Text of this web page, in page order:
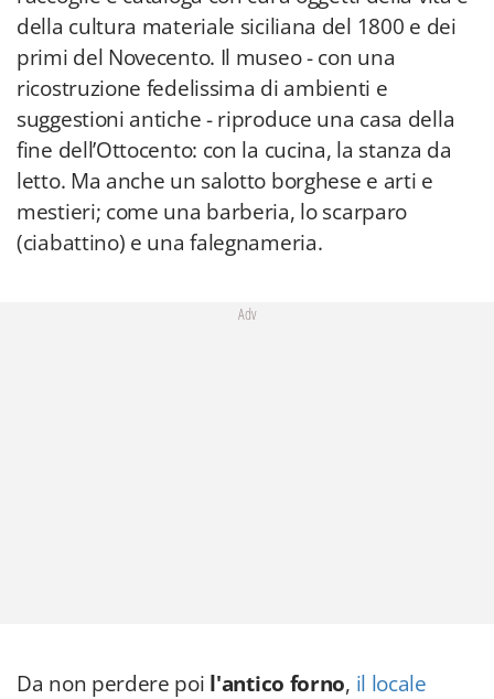
della cultura materiale siciliana del 1800 e dei
primi del Novecento. Il museo - con una
ricostruzione fedelissima di ambienti e
suggestioni antiche - riproduce una casa della
fine dell’Ottocento: con la cucina, la stanza da
letto. Ma anche un salotto borghese e arti e
mestieri; come una barberia, lo scarparo
(ciabattino) e una falegnameria.
Adv
Da non perdere poi l'antico forno, il locale